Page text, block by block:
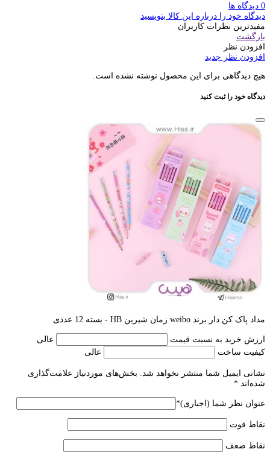
0 دیدگاه ها
دیدگاه خود را درباره این کالا بنویسید
مفیدترین نظرات کاربران
بازگشت
افزودن نظر
افزودن نظر جدید
هیچ دیدگاهی برای این محصول نوشته نشده است.
دیدگاه خود را ثبت کنید
مداد پاک کن دار برند weibo زمان شیرین HB - بسته 12 عددی
ارزش خرید به نسبت قیمت
عالی
کیفیت ساخت
عالی
نشانی ایمیل شما منتشر نخواهد شد. بخش‌های موردنیاز علامت‌گذاری
شده‌اند *
عنوان نظر شما (اجباری)*
نقاط قوت
نقاط ضعف